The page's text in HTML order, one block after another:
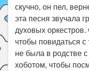
скучно, он пел,
эта песня звучала
духовых
чтобы повидаться с
не была в родстве
хоботом, чтобы